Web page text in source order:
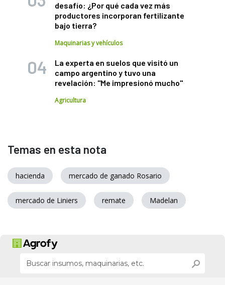
desafío: ¿Por qué cada vez más
productores incorporan fertilizante
bajo tierra?
Maquinarias y vehículos
La experta en suelos que visitó un
campo argentino y tuvo una
revelación: "Me impresionó mucho"
Agricultura
Temas en esta nota
hacienda mercado de ganado Rosario
mercado de Liniers remate Madelan